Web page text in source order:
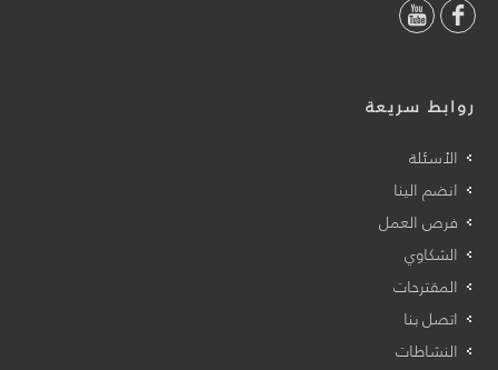
روابط سريعة
الأسئلة
انضم الينا
فرص العمل
الشكاوي
المقترحات
اتصل بنا
النشاطات